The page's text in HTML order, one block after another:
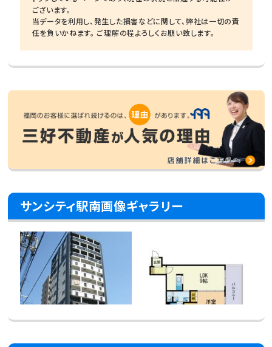
ございます。
当データを利用し、発生した損害などに関して、弊社は一切の責
任を負いかねます。 ご理解の程よろしくお願い致します。
サンシティ駅南画像ギャラリー